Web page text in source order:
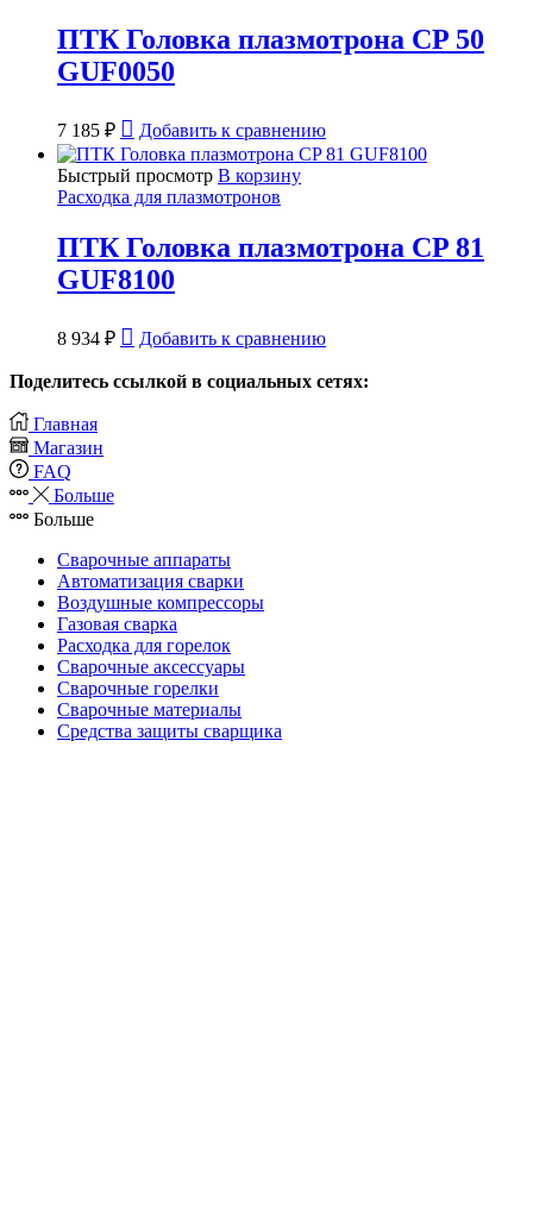
ПТК Головка плазмотрона CP 50
GUF0050
7 185 ₽ Добавить к сравнению
Быстрый просмотр В корзину
Расходка для плазмотронов
ПТК Головка плазмотрона CP 81
GUF8100
8 934 ₽ Добавить к сравнению
Поделитесь ссылкой в социальных сетях:
Главная
Магазин
FAQ
Больше
Больше
Сварочные аппараты
Автоматизация сварки
Воздушные компрессоры
Газовая сварка
Расходка для горелок
Сварочные аксессуары
Сварочные горелки
Сварочные материалы
Средства защиты сварщика